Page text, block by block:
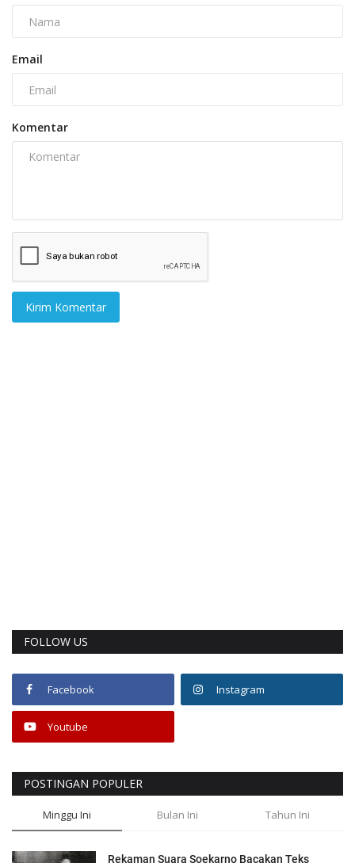
Email
Komentar
Kirim Komentar
FOLLOW US
Facebook Instagram
Youtube
POSTINGAN POPULER
Minggu Ini Bulan Ini Tahun Ini
Rekaman Suara Soekarno Bacakan Teks